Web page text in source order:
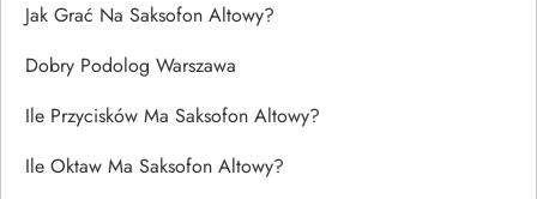
Jak Grać Na Saksofon Altowy?
Dobry Podolog Warszawa
Ile Przycisków Ma Saksofon Altowy?
Ile Oktaw Ma Saksofon Altowy?